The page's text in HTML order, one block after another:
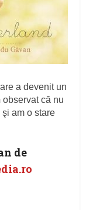
a devenit un
că nu
am o stare
de